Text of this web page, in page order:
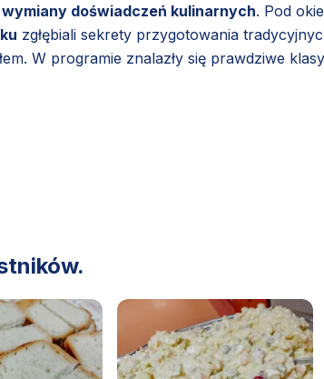
wymiany doświadczeń kulinarnych. Pod
zgłębiali sekrety przygotowania
W programie znalazły się prawdziwe